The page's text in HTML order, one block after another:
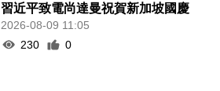
習近平致電尚達曼祝賀新加坡國慶
2026-08-09 11:05
230
0